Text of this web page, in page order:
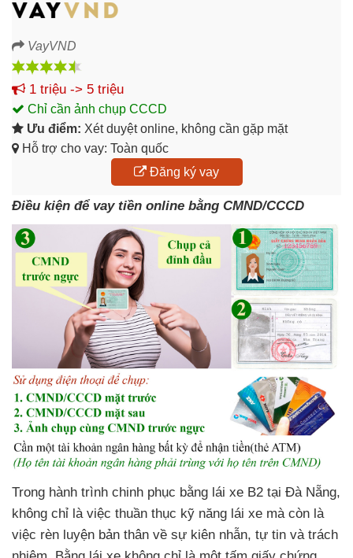
VayVND
1 triệu -> 5 triệu
Chỉ cần ảnh chụp CCCD
Ưu điểm: Xét duyệt online, không cần gặp mặt
Hỗ trợ cho vay: Toàn quốc
Đăng ký vay
Điều kiện để vay tiền online bằng CMND/CCCD
Trong hành trình chinh phục bằng lái xe B2 tại Đà Nẵng,
không chỉ là việc thuần thục kỹ năng lái xe mà còn là
việc rèn luyện bản thân về sự kiên nhẫn, tự tin và trách